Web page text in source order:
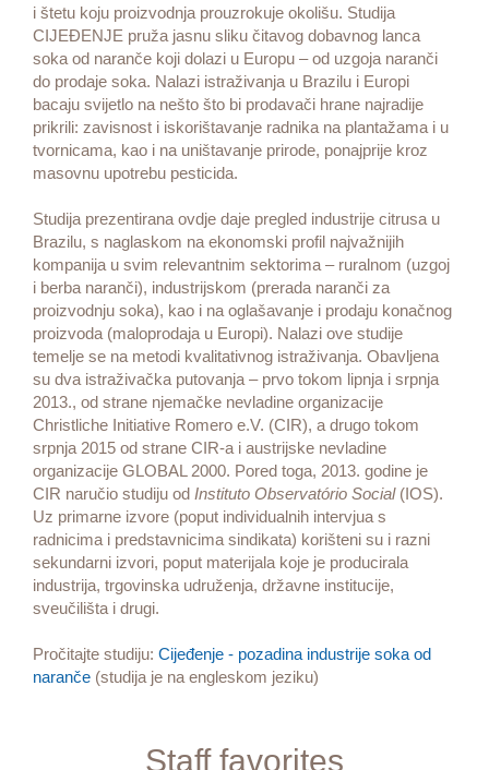
i štetu koju proizvodnja prouzrokuje okolišu. Studija
CIJEĐENJE pruža jasnu sliku čitavog dobavnog lanca
soka od naranče koji dolazi u Europu – od uzgoja naranči
do prodaje soka. Nalazi istraživanja u Brazilu i Europi
bacaju svijetlo na nešto što bi prodavači hrane najradije
prikrili: zavisnost i iskorištavanje radnika na plantažama i u
tvornicama, kao i na uništavanje prirode, ponajprije kroz
masovnu upotrebu pesticida.
Studija prezentirana ovdje daje pregled industrije citrusa u
Brazilu, s naglaskom na ekonomski profil najvažnijih
kompanija u svim relevantnim sektorima – ruralnom (uzgoj
i berba naranči), industrijskom (prerada naranči za
proizvodnju soka), kao i na oglašavanje i prodaju konačnog
proizvoda (maloprodaja u Europi). Nalazi ove studije
temelje se na metodi kvalitativnog istraživanja. Obavljena
su dva istraživačka putovanja – prvo tokom lipnja i srpnja
2013., od strane njemačke nevladine organizacije
Christliche Initiative Romero e.V. (CIR), a drugo tokom
srpnja 2015 od strane CIR-a i austrijske nevladine
organizacije GLOBAL 2000. Pored toga, 2013. godine je
CIR naručio studiju od Instituto Observatório Social(IOS).
Uz primarne izvore (poput individualnih intervjua s
radnicima i predstavnicima sindikata) korišteni su i razni
sekundarni izvori, poput materijala koje je producirala
industrija, trgovinska udruženja, državne institucije,
sveučilišta i drugi.
Pročitajte studiju: Cijeđenje - pozadina industrije soka od
naranče (studija je na engleskom jeziku)
Staff favorites